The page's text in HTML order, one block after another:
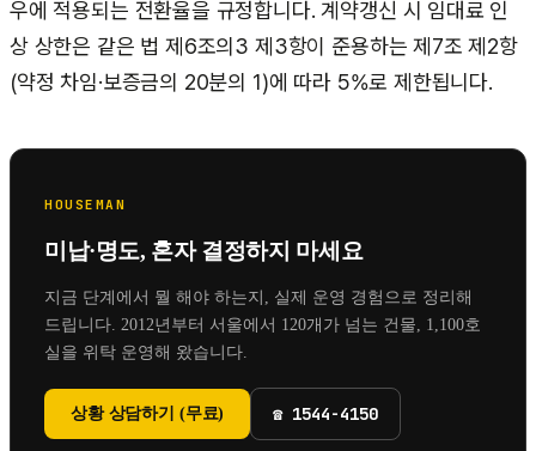
우에 적용되는 전환율을 규정합니다. 계약갱신 시 임대료 인
상 상한은 같은 법 제6조의3 제3항이 준용하는 제7조 제2항
(약정 차임·보증금의 20분의 1)에 따라 5%로 제한됩니다.
HOUSEMAN
미납·명도, 혼자 결정하지 마세요
지금 단계에서 뭘 해야 하는지, 실제 운영 경험으로 정리해
드립니다. 2012년부터 서울에서 120개가 넘는 건물, 1,100호
실을 위탁 운영해 왔습니다.
상황 상담하기 (무료) ☎ 1544-4150